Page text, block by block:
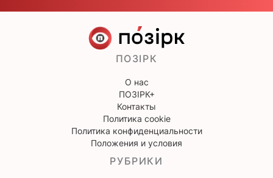
ПОЗІРК
О нас
ПОЗІРК+
Контакты
Политика cookie
Политика конфиденциальности
Положения и условия
РУБРИКИ